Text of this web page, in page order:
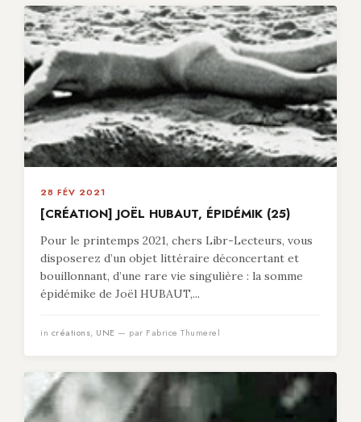
28 FÉV 2021
[CRÉATION] JOËL HUBAUT, ÉPIDÉMIK (25)
Pour le printemps 2021, chers Libr-Lecteurs, vous
disposerez d’un objet littéraire déconcertant et
bouillonnant, d’une rare vie singulière : la somme
épidémike de Joël HUBAUT,...
in créations, UNE — par Fabrice Thumerel